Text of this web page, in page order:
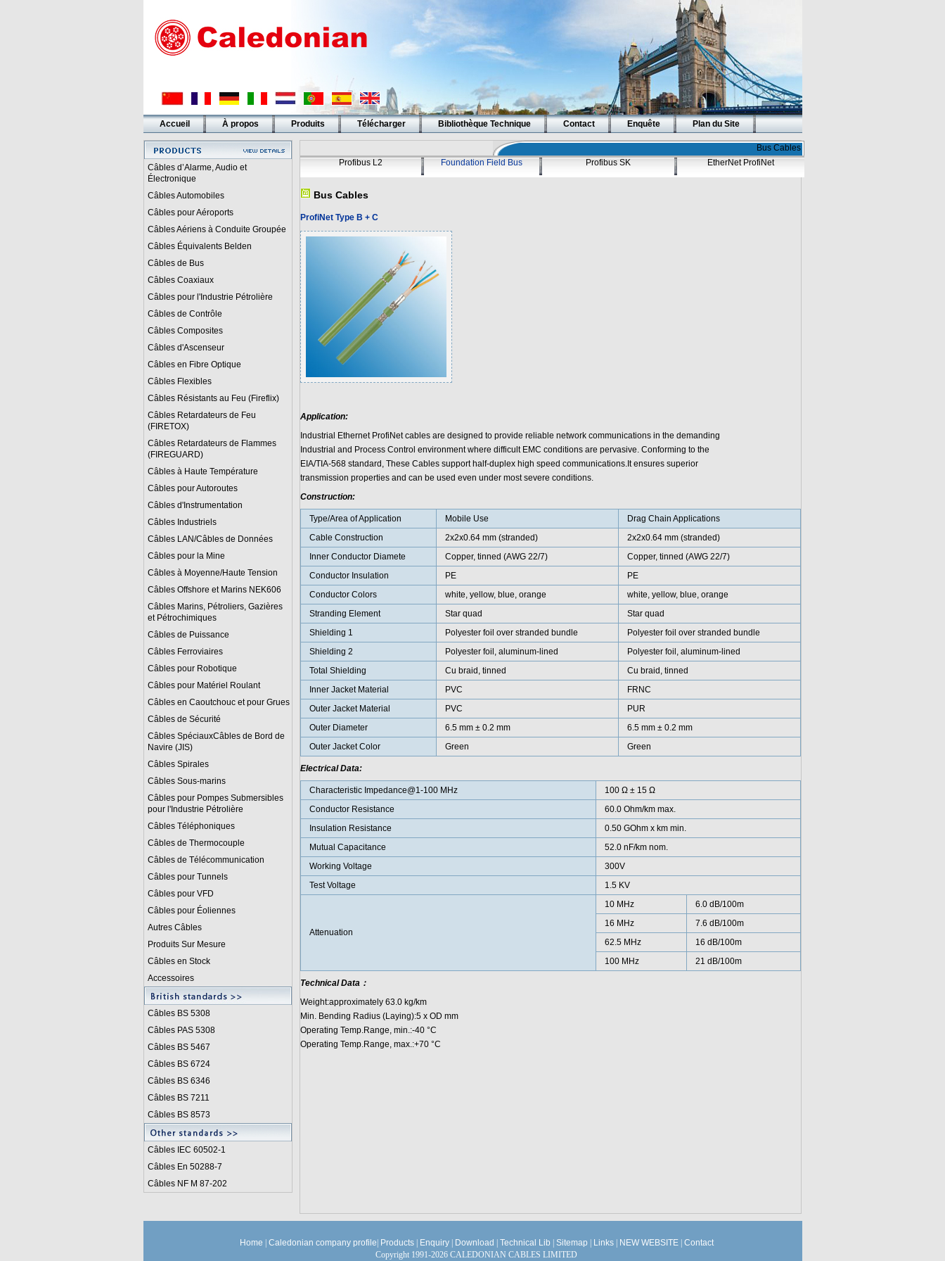
Accueil À propos Produits Télécharger Bibliothèque Technique Contact Enquête
Plan du Site
Liens
Câbles d’Alarme, Audio et
Électronique
Câbles Automobiles
Câbles pour Aéroports
Câbles Aériens à Conduite Groupée
Câbles Équivalents Belden
Câbles de Bus
Câbles Coaxiaux
Câbles pour l'Industrie Pétrolière
Câbles de Contrôle
Câbles Composites
Câbles d'Ascenseur
Câbles en Fibre Optique
Câbles Flexibles
Câbles Résistants au Feu (Fireflix)
Câbles Retardateurs de Feu
(FIRETOX)
Câbles Retardateurs de Flammes
(FIREGUARD)
Câbles à Haute Température
Câbles pour Autoroutes
Câbles d'Instrumentation
Câbles Industriels
Câbles LAN/Câbles de Données
Câbles pour la Mine
Câbles à Moyenne/Haute Tension
Câbles Offshore et Marins NEK606
Câbles Marins, Pétroliers, Gazières
et Pétrochimiques
Câbles de Puissance
Câbles Ferroviaires
Câbles pour Robotique
Câbles pour Matériel Roulant
Câbles en Caoutchouc et pour Grues
Câbles de Sécurité
Câbles SpéciauxCâbles de Bord de
Navire (JIS)
Câbles Spirales
Câbles Sous-marins
Câbles pour Pompes Submersibles
pour l'Industrie Pétrolière
Câbles Téléphoniques
Câbles de Thermocouple
Câbles de Télécommunication
Câbles pour Tunnels
Câbles pour VFD
Câbles pour Éoliennes
Autres Câbles
Produits Sur Mesure
Câbles en Stock
Accessoires
Câbles BS 5308
Câbles PAS 5308
Câbles BS 5467
Câbles BS 6724
Câbles BS 6346
Câbles BS 7211
Câbles BS 8573
Câbles IEC 60502-1
Câbles En 50288-7
Câbles NF M 87-202
Bus Cables
Profibus L2
Foundation Field Bus Profibus SK EtherNet ProfiNet
Bus Cables
ProfiNet Type B + C
Application:
Industrial Ethernet ProfiNet cables are designed to provide reliable network communications in the demanding
Industrial and Process Control environment where difficult EMC conditions are pervasive. Conforming to the
EIA/TIA-568 standard, These Cables support half-duplex high speed communications.It ensures superior
transmission properties and can be used even under most severe conditions.
Construction:
Type/Area of Application Mobile Use
Drag Chain Applications
Cable Construction
2x2x0.64 mm (stranded)
2x2x0.64 mm (stranded)
Inner Conductor Diamete
Copper, tinned (AWG 22/7)
Copper, tinned (AWG 22/7)
Conductor Insulation
PE
PE
Conductor Colors
white, yellow, blue, orange
white, yellow, blue, orange
Stranding Element
Star quad
Star quad
Shielding 1
Polyester foil over stranded bundle
Polyester foil over stranded bundle
Shielding 2
Polyester foil, aluminum-lined
Polyester foil, aluminum-lined
Total Shielding
Cu braid, tinned
Cu braid, tinned
Inner Jacket Material
PVC
FRNC
Outer Jacket Material
PVC
PUR
Outer Diameter
6.5 mm ± 0.2 mm
6.5 mm ± 0.2 mm
Outer Jacket Color
Green Green
Electrical Data:
Characteristic Impedance@1-100 MHz
100 Ω ± 15 Ω
Conductor Resistance
60.0 Ohm/km max.
Insulation Resistance
0.50 GOhm x km min.
Mutual Capacitance
52.0 nF/km nom.
Working Voltage
300V
Test Voltage
1.5 KV
Attenuation
10 MHz
6.0 dB/100m
16 MHz
7.6 dB/100m
62.5 MHz
16 dB/100m
100 MHz
21 dB/100m
Technical Data：
Weight:approximately 63.0 kg/km
Min. Bending Radius (Laying):5 x OD mm
Operating Temp.Range, min.:-40 °C
Operating Temp.Range, max.:+70 °C
Home Caledonian company profile Products Enquiry| Download Technical Lib Sitemap Links NEW WEBSITE
Contact
Copyright 1991-2026 CALEDONIAN CABLES LIMITED